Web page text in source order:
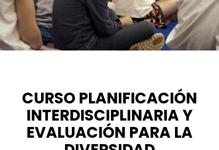
CURSO PLANIFICACIÓN
INTERDISCIPLINARIA Y
EVALUACIÓN PARA LA